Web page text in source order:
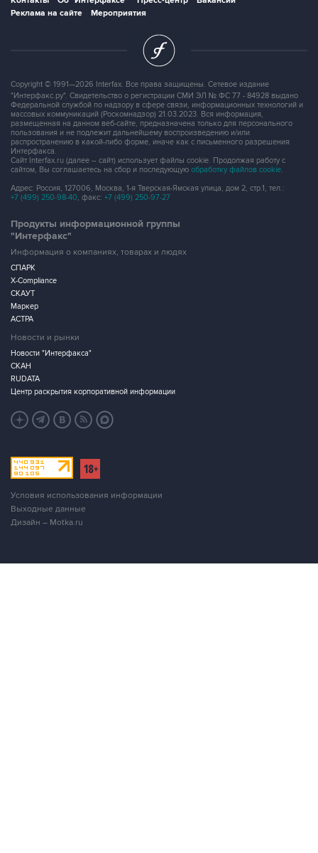
Реклама на сайте
Мероприятия
Copyright © 1991—2026 Interfax. Все права защищены. Сетевое издание
"Интерфакс.ру". Свидетельство о регистрации СМИ ЭЛ № ФС 77 - 84928 выдано
Федеральной службой по надзору в сфере связи, информационных технологий и
массовых коммуникаций (Роскомнадзор) 21.03.2023. Вся информация,
размещенная на данном веб-сайте, предназначена только для персонального
пользования и не подлежит дальнейшему воспроизведению и/или
распространению в какой-либо форме, иначе как с письменного разрешения
Интерфакса.
Сайт Interfax.ru (далее – сайт) использует файлы cookie. Продолжая работу с
сайтом, Вы соглашаетесь на сбор и последующую обработку файлов cookie.
Адрес: Россия, 127006, Москва, 1-я Тверская-Ямская улица, дом 2, стр.1, тел.:
+7 (499) 250-98-40, факс: +7 (499) 250-97-27
Продукты информационной группы
"Интерфакс"
Информация о компаниях, товарах и людях
СПАРК
X-Compliance
СКАУТ
Маркер
АСТРА
Новости и рынки
Новости "Интерфакса"
СКАН
RUDATA
Центр раскрытия корпоративной информации
Условия использования информации
Выходные данные
Дизайн – Motka.ru